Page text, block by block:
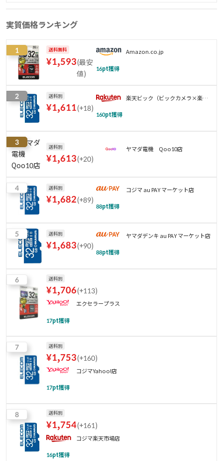
実質価格ランキング
1 送料無料
¥1,593(最安
値)
Amazon.co.jp
16pt獲得
2 送料別
¥1,611(+18)
楽天ビック（ビックカメラ×楽
160pt獲得
3
送料別
¥1,613(+20)
ヤマダ電機 Qoo10店
4 送料別
¥1,682(+89)
コジマ au PAY マーケット店
88pt獲得
5 送料別
¥1,683(+90)
ヤマダデンキ au PAY マーケット店
88pt獲得
6 送料別
¥1,706(+113)
エクセラープラス
17pt獲得
7 送料別
¥1,753(+160)
コジマYahoo!店
17pt獲得
8 送料別
¥1,754(+161)
コジマ楽天市場店
16pt獲得